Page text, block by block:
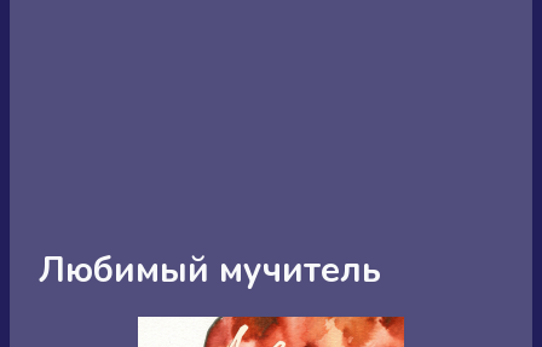
Любимый мучитель